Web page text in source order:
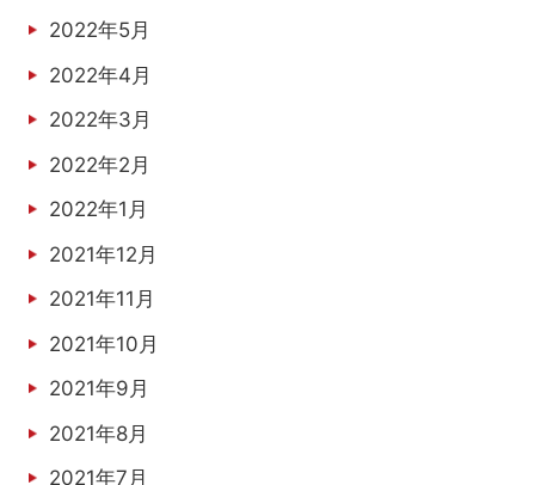
2022年5月
2022年4月
2022年3月
2022年2月
2022年1月
2021年12月
2021年11月
2021年10月
2021年9月
2021年8月
2021年7月